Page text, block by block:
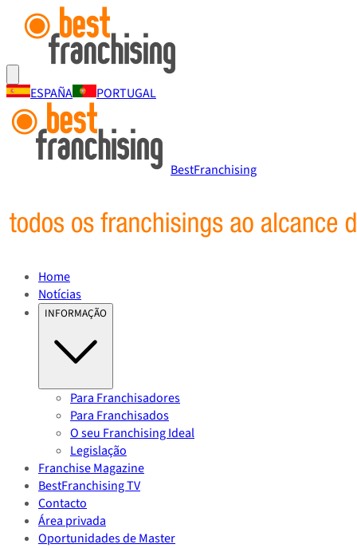
ESPAÑA PORTUGAL
BestFranchising
Home
Notícias
INFORMAÇÃO
Para Franchisadores
Para Franchisados
O seu Franchising Ideal
Legislação
Franchise Magazine
BestFranchising TV
Contacto
Área privada
Oportunidades de Master